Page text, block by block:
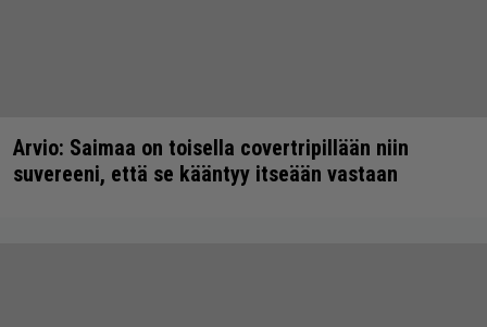
Arvio: Saimaa on toisella covertripillään niin
suvereeni, että se kääntyy itseään vastaan